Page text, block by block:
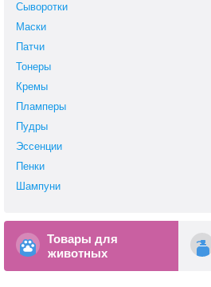
Сыворотки
Маски
Патчи
Тонеры
Кремы
Пламперы
Пудры
Эссенции
Пенки
Шампуни
Товары для
животных